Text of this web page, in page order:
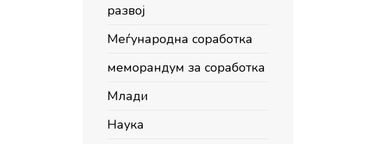
развој
Меѓународна соработка
меморандум за соработка
Млади
Наука